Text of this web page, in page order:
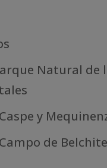
Natural de
y
de